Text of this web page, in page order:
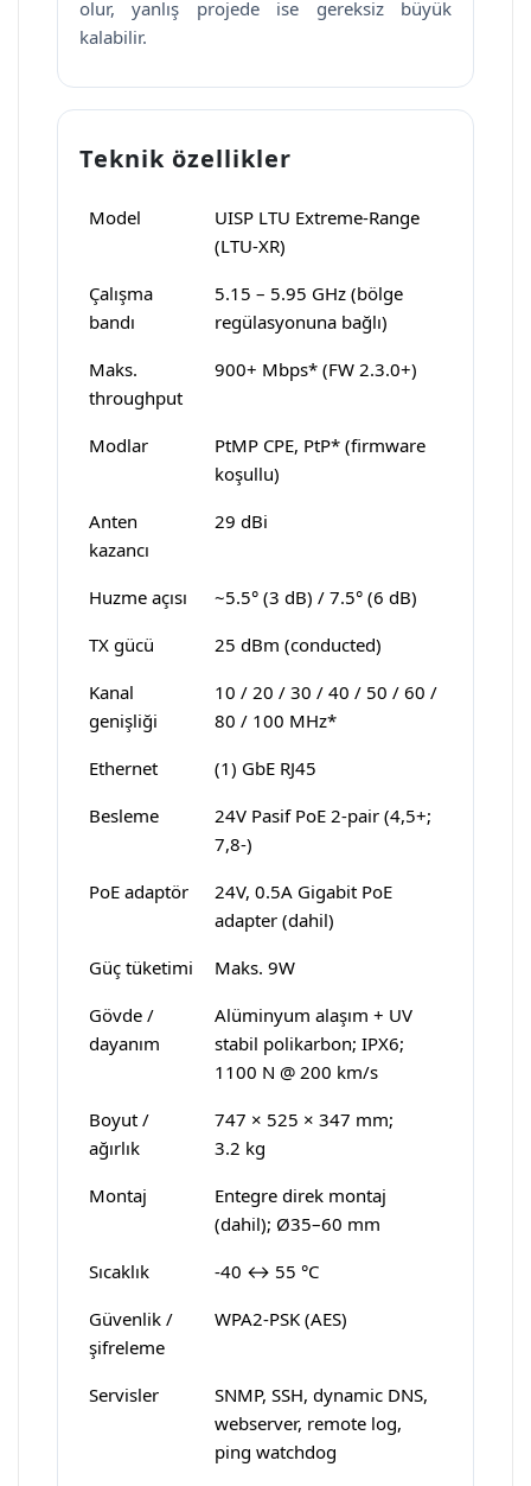
olur, yanlış projede ise gereksiz büyük
kalabilir.
Teknik özellikler
Model
UISP LTU Extreme-Range
(LTU-XR)
Çalışma
bandı
5.15 – 5.95 GHz (bölge
regülasyonuna bağlı)
Maks.
throughput
900+ Mbps* (FW 2.3.0+)
Modlar
PtMP CPE, PtP* (firmware
koşullu)
Anten
kazancı
29 dBi
Huzme açısı
~5.5° (3 dB) / 7.5° (6 dB)
TX gücü
25 dBm (conducted)
Kanal
genişliği
10 / 20 / 30 / 40 / 50 / 60 /
80 / 100 MHz*
Ethernet
(1) GbE RJ45
Besleme
24V Pasif PoE 2-pair (4,5+;
7,8-)
PoE adaptör
24V, 0.5A Gigabit PoE
adapter (dahil)
Güç tüketimi
Maks. 9W
Gövde /
dayanım
Alüminyum alaşım + UV
stabil polikarbon; IPX6;
1100 N @ 200 km/s
Boyut /
ağırlık
747 × 525 × 347 mm;
3.2 kg
Montaj
Entegre direk montaj
(dahil); Ø35–60 mm
Sıcaklık
-40 ↔ 55 °C
Güvenlik /
şifreleme
WPA2-PSK (AES)
Servisler
SNMP, SSH, dynamic DNS,
webserver, remote log,
ping watchdog